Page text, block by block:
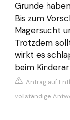
Gründe
Bis zum
Magersucht
Trotzdem
wirkt es
beim
Antrag auf
vollständige